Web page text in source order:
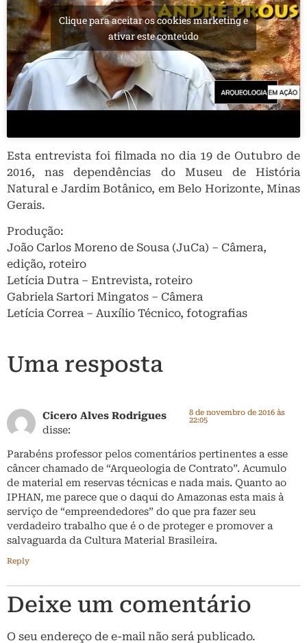
Clique para aceitar os cookies marketing e
ativar este conteúdo
Esta entrevista foi filmada no dia 19 de Outubro de
2016, nas dependências do Museu de História
Natural e Jardim Botânico, em Belo Horizonte, Minas
Gerais.
Produção:
João Carlos Moreno de Sousa (JuCa) – Câmera,
edição, roteiro
Letícia Dutra – Entrevista, roteiro
Gabriela Sartori Mingatos – Câmera
Letícia Correa – Auxílio Técnico, fotografias
Uma resposta
Cicero Alves Rodrigues
disse:
8 de novembro de 2016 às
22:05
Parabéns professor pelos comentários pertinentes a esse
câncer chamado de “Arqueologia de Contrato”. Acumulo
de material em reservas técnicas e nada mais. Quanto ao
IPHAN, me parece que o daqui do Amazonas esta mais à
serviço de “empreendedores” do que pra fazer seu
verdadeiro trabalho que é o de proteger e promover a
salvaguarda da Cultura Material Brasileira.
Reply
Deixe um comentário
O seu endereço de e-mail não será publicado.